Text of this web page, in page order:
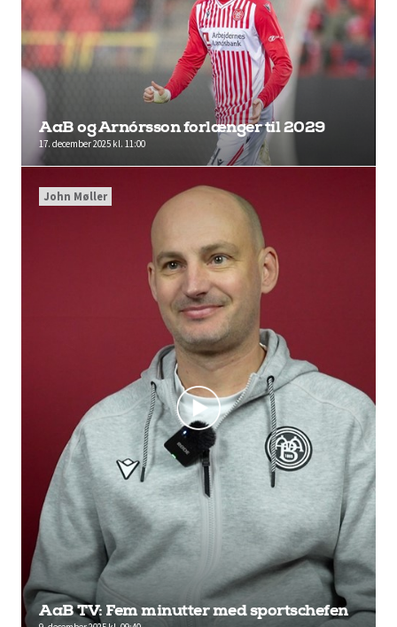
AaB og Arnórsson forlænger til 2029
17. december 2025 kl. 11:00
AaB TV: Fem minutter med sportschefen
John Møller